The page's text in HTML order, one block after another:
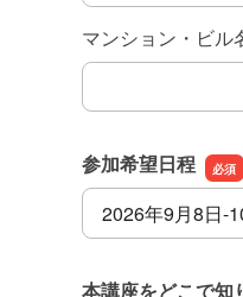
マンション・ビル
参加希望日程
参加希望日程
本講座をどこで知